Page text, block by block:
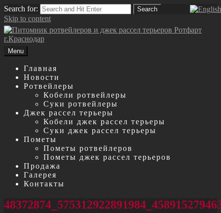
Search for: Search
Skip to content
Menu
Главная
Новости
Ротвейлеры
Кобели ротвейлеры
Суки ротвейлеры
Джек рассел терьеры
Кобели джек рассел терьеры
Суки джек рассел терьеры
Пометы
Пометы ротвейлеров
Пометы джек рассел терьеров
Продажа
Галерея
Контакты